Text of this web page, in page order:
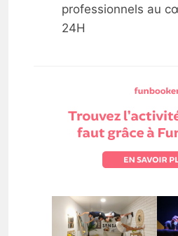
professionnels au
24H